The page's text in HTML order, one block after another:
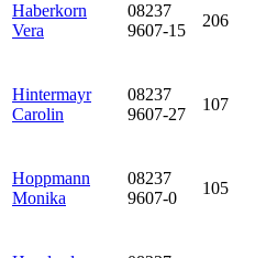
Haberkorn
Vera
08237
9607-15
206
Hintermayr
Carolin
08237
9607-27
107
Hoppmann
Monika
08237
9607-0
105